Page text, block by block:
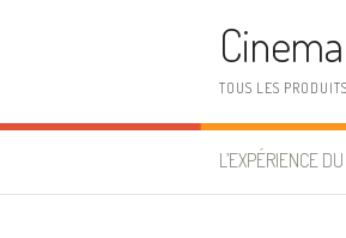
TOUS LES
L’EXPÉRIENCE